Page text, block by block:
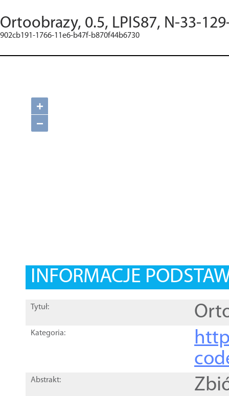
Ortoobrazy, 0.5, LPIS87, N-33-
902cb191-1766-11e6-b47f-b870f44b6730
+
−
INFORMACJE
Tytuł:
Kategoria:
Abstrakt: